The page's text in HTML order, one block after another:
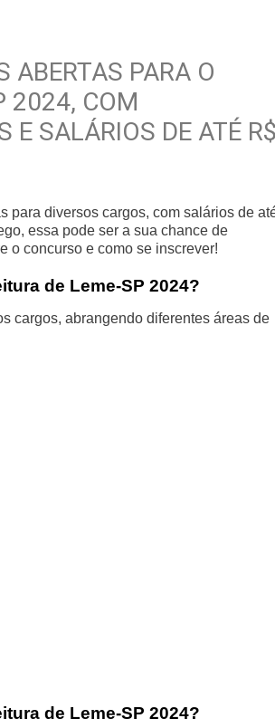
ABERTAS PARA O
2024, COM
E SALÁRIOS DE ATÉ
para diversos cargos, com salários de
essa pode ser a sua chance de
o concurso e como se inscrever!
de Leme-SP 2024?
cargos, abrangendo diferentes áreas de
de Leme-SP 2024?